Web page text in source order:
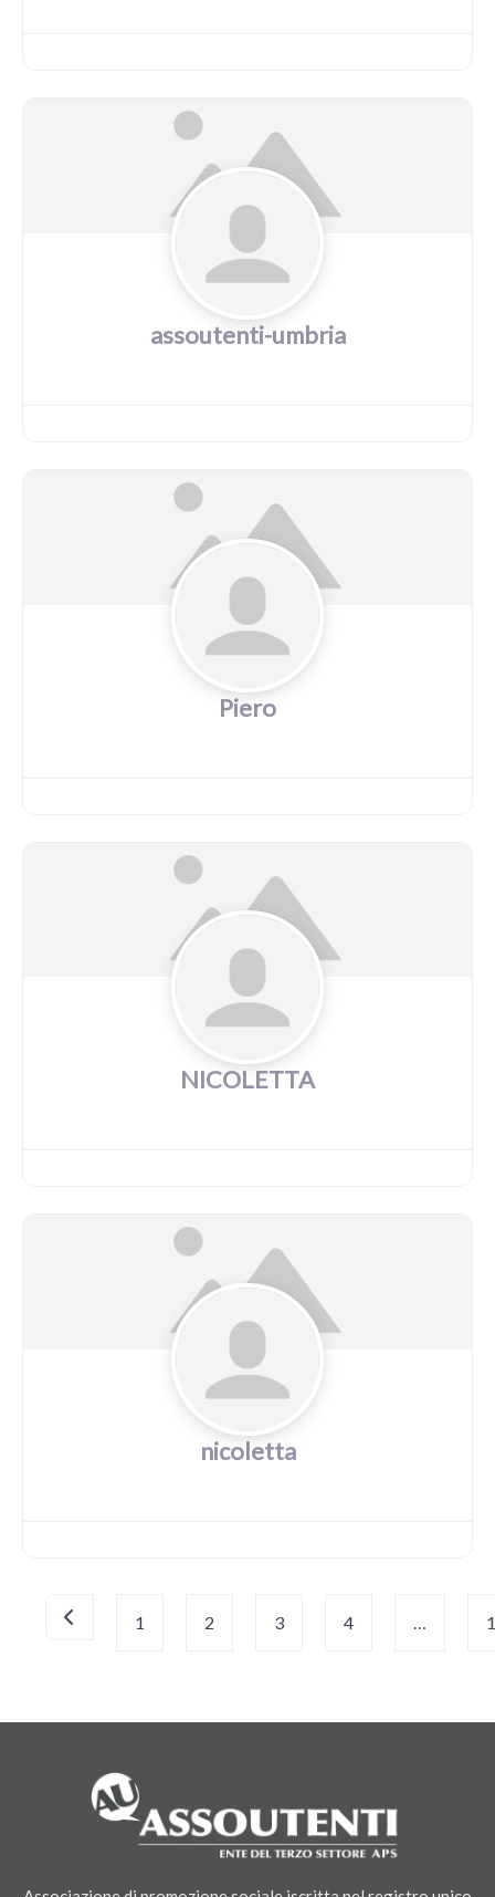
assoutenti-umbria
Piero
NICOLETTA
nicoletta
Navigazione
Newer posts
1 2 3 4 …